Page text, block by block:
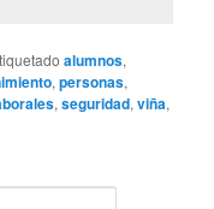
alumnos,
,personas,
,seguridad,viña,